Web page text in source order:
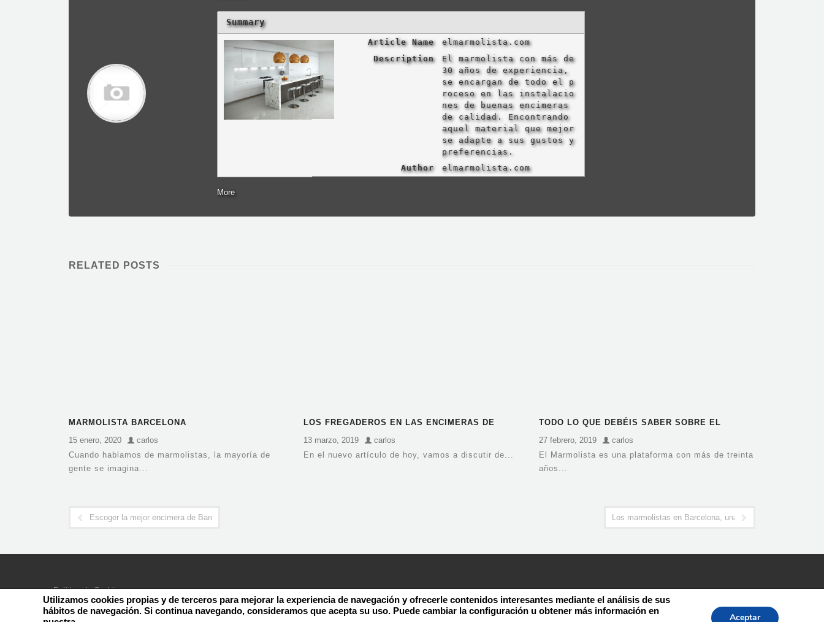
Summary
Article Name
elmarmolista.com
Description
El marmolista con más de
30 años de experiencia,
se encargan de todo el p
roceso en las instalacio
nes de buenas encimeras
de calidad. Encontrando
aquel material que mejor
se adapte a sus gustos y
preferencias.
Author
elmarmolista.com
More
RELATED POSTS
MARMOLISTA BARCELONA
15 enero, 2020
carlos
Cuando hablamos de marmolistas, la mayoría de
gente se imagina...
LOS FREGADEROS EN LAS ENCIMERAS DE
NEOLITH
13 marzo, 2019
carlos
En el nuevo artículo de hoy, vamos a discutir de...
TODO LO QUE DEBÉIS SABER SOBRE EL
DEKTON EN BARCELONA
27 febrero, 2019
carlos
El Marmolista es una plataforma con más de treinta
años...
Escoger la mejor encimera de Barcelona Los marmolistas en Barcelona, una gran profesión
Política de Cookies
Aviso Legal – Política de Privacidad
Utilizamos cookies propias y de terceros para mejorar la experiencia de navegación y ofrecerle contenidos interesantes mediante el análisis de sus
hábitos de navegación. Si continua navegando, consideramos que acepta su uso. Puede cambiar la configuración u obtener más información en
Aceptar